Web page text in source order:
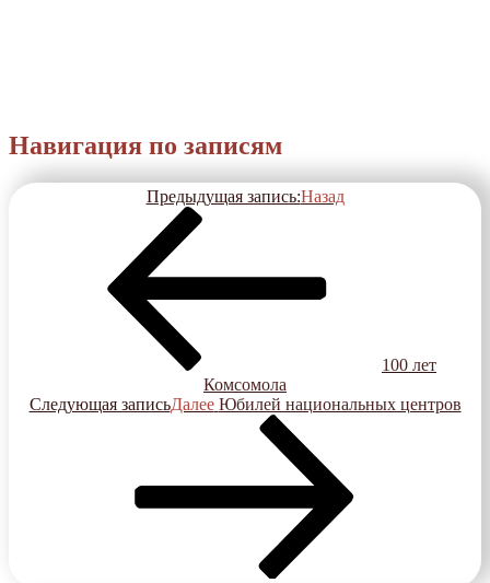
Навигация по записям
Предыдущая запись:Назад
100 лет
Комсомола
Следующая записьДалее Юбилей национальных центров